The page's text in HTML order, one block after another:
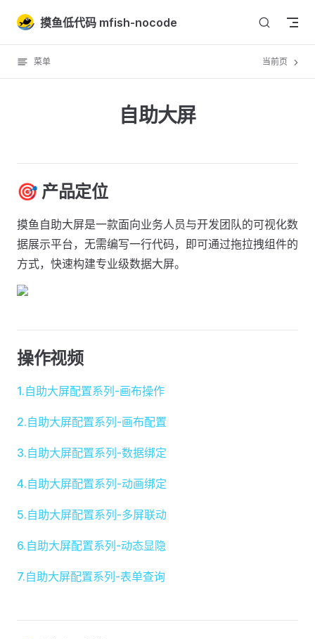
Skip to content
摸鱼低代码 mfish-nocode
菜单 当前页
自助大屏
🎯 产品定位
摸鱼自助大屏是一款面向业务人员与开发团队的可视化数
据展示平台，无需编写一行代码，即可通过拖拉拽组件的
方式，快速构建专业级数据大屏。
操作视频
1.自助大屏配置系列-画布操作
2.自助大屏配置系列-画布配置
3.自助大屏配置系列-数据绑定
4.自助大屏配置系列-动画绑定
5.自助大屏配置系列-多屏联动
6.自助大屏配置系列-动态显隐
7.自助大屏配置系列-表单查询